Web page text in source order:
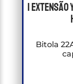
1 Extensão
Bitola